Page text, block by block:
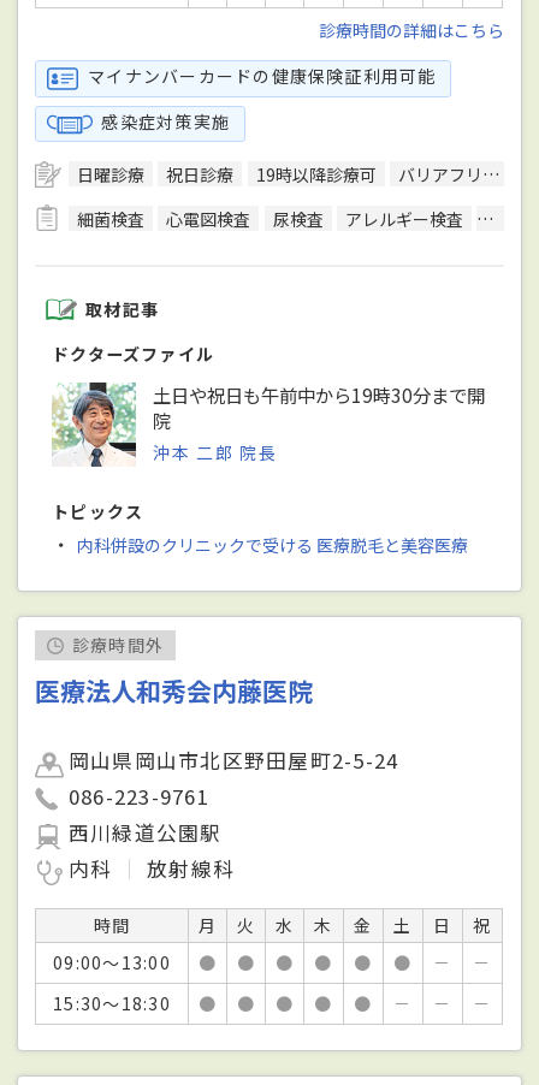
診療時間の詳細はこちら
マイナンバーカードの健康保険証利用可能
感染症対策実施
日曜診療 祝日診療 19時以降診療可
バリアフリー対応
細菌検査
心電図検査 尿検査 アレルギー検査 便検査
取材記事
ドクターズファイル
土日や祝日も午前中から19時30分まで開
院
沖本 二郎 院長
トピックス
・ 内科併設のクリニックで受ける 医療脱毛と美容医療
診療時間外
医療法人和秀会内藤医院
岡山県岡山市北区野田屋町2-5-24
086-223-9761
西川緑道公園駅
内科
放射線科
時間 月 火 水 木 金 土 日
祝
09:00～13:00
● ● ● ● ● ● －
－
15:30～18:30
● ● ● ● ● － － －